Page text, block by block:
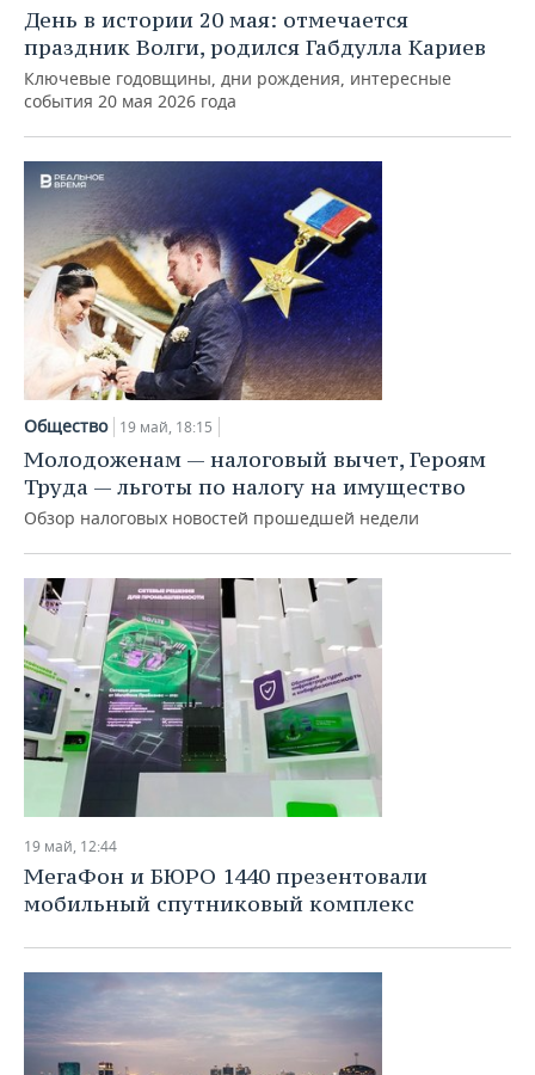
День в истории 20 мая: отмечается
праздник Волги, родился Габдулла Кариев
Ключевые годовщины, дни рождения, интересные
события 20 мая 2026 года
Общество 19 май, 18:15
Молодоженам — налоговый вычет, Героям
Труда — льготы по налогу на имущество
Обзор налоговых новостей прошедшей недели
19 май, 12:44
МегаФон и БЮРО 1440 презентовали
мобильный спутниковый комплекс